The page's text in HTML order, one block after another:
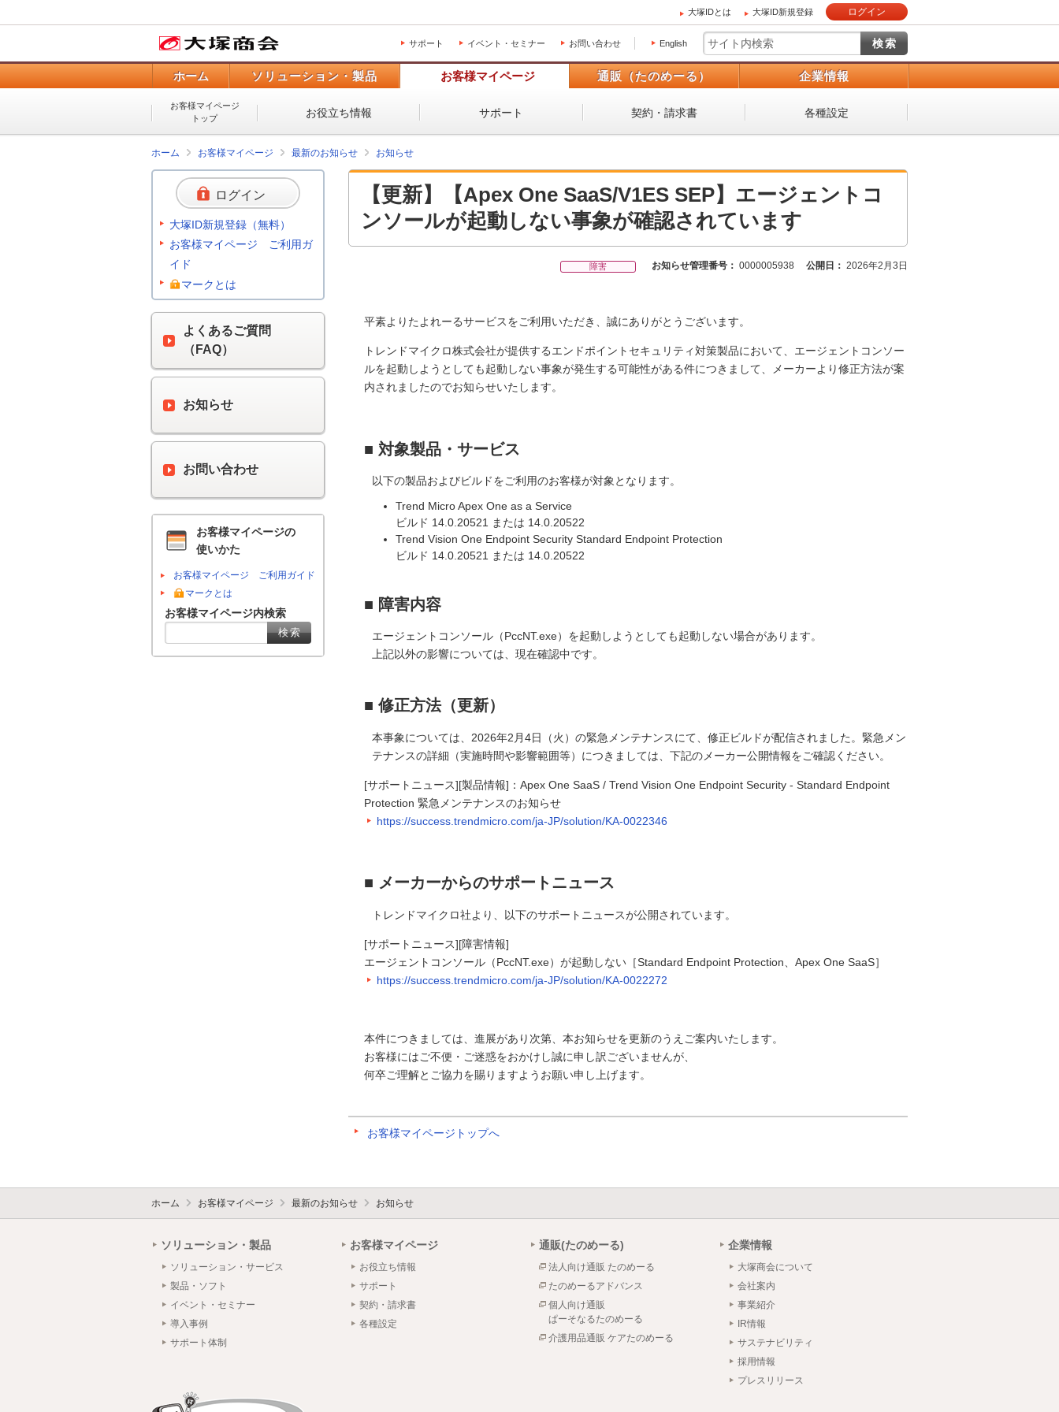
大塚IDとは 大塚ID新規登録 ログイン
サポート イベント・セミナー お問い合わせ English
ホーム ソリューション・製品 お客様マイページ 通販（たのめーる） 企業情報
お客様マイページ
トップ
お役立ち情報 サポート 契約・請求書 各種設定
ホーム お客様マイページ 最新のお知らせ お知らせ
【更新】【Apex One SaaS/V1ES SEP】エージェントコ
ンソールが起動しない事象が確認されています
障害 お知らせ管理番号： 0000005938 公開日： 2026年2月3日
平素よりたよれーるサービスをご利用いただき、誠にありがとうございます。
トレンドマイクロ株式会社が提供するエンドポイントセキュリティ対策製品において、エージェントコンソー
ルを起動しようとしても起動しない事象が発生する可能性がある件につきまして、メーカーより修正方法が案
内されましたのでお知らせいたします。
■ 対象製品・サービス
以下の製品およびビルドをご利用のお客様が対象となります。
Trend Micro Apex One as a Service
ビルド 14.0.20521 または 14.0.20522
Trend Vision One Endpoint Security Standard Endpoint Protection
ビルド 14.0.20521 または 14.0.20522
■ 障害内容
エージェントコンソール（PccNT.exe）を起動しようとしても起動しない場合があります。
上記以外の影響については、現在確認中です。
■ 修正方法（更新）
本事象については、2026年2月4日（火）の緊急メンテナンスにて、修正ビルドが配信されました。緊急メン
テナンスの詳細（実施時間や影響範囲等）につきましては、下記のメーカー公開情報をご確認ください。
[サポートニュース][製品情報]：Apex One SaaS / Trend Vision One Endpoint Security - Standard Endpoint
Protection 緊急メンテナンスのお知らせ
https://success.trendmicro.com/ja-JP/solution/KA-0022346
■ メーカーからのサポートニュース
トレンドマイクロ社より、以下のサポートニュースが公開されています。
[サポートニュース][障害情報]
エージェントコンソール（PccNT.exe）が起動しない［Standard Endpoint Protection、Apex One SaaS］
https://success.trendmicro.com/ja-JP/solution/KA-0022272
本件につきましては、進展があり次第、本お知らせを更新のうえご案内いたします。
お客様にはご不便・ご迷惑をおかけし誠に申し訳ございませんが、
何卒ご理解とご協力を賜りますようお願い申し上げます。
お客様マイページトップへ
ログイン
大塚ID新規登録（無料）
お客様マイページ ご利用ガ
イド
マークとは
よくあるご質問
（FAQ）
お知らせ
お問い合わせ
お客様マイページの
使いかた
お客様マイページ ご利用ガイド
マークとは
お客様マイページ内検索
ホーム お客様マイページ 最新のお知らせ お知らせ
ソリューション・製品
ソリューション・サービス
製品・ソフト
イベント・セミナー
導入事例
サポート体制
お客様マイページ
お役立ち情報
サポート
契約・請求書
各種設定
通販(たのめーる)
法人向け通販 たのめーる
たのめーるアドバンス
個人向け通販
ぱーそなるたのめーる
介護用品通販 ケアたのめーる
企業情報
大塚商会について
会社案内
事業紹介
IR情報
サステナビリティ
採用情報
プレスリリース